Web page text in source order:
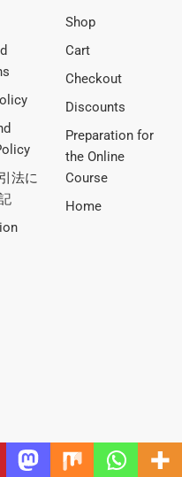
法に
Shop
Cart
Checkout
Discounts
Preparation for
the Online
Course
Home